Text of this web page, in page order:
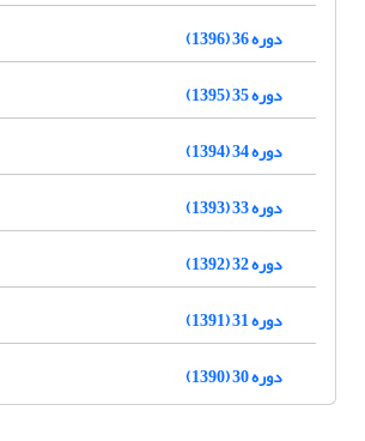
دوره 36 (1396)
دوره 35 (1395)
دوره 34 (1394)
دوره 33 (1393)
دوره 32 (1392)
دوره 31 (1391)
دوره 30 (1390)